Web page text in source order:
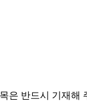
은 반드시 기재해